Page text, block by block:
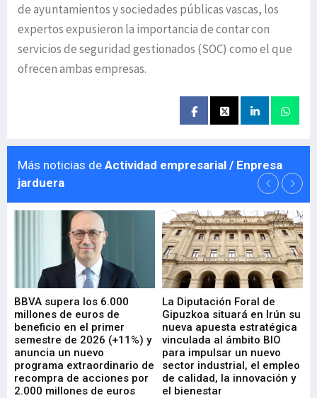
de ayuntamientos y sociedades públicas vascas, los
expertos expusieron la importancia de contar con
servicios de seguridad gestionados (SOC) como el que
ofrecen ambas empresas.
Más noticias de Actividad empresarial / Enpresa
jarduera
BBVA supera los 6.000
millones de euros de
beneficio en el primer
semestre de 2026 (+11%) y
anuncia un nuevo
programa extraordinario de
recompra de acciones por
2.000 millones de euros
La Diputación Foral de
Gipuzkoa situará en Irún su
nueva apuesta estratégica
vinculada al ámbito BIO
para impulsar un nuevo
sector industrial, el empleo
de calidad, la innovación y
el bienestar